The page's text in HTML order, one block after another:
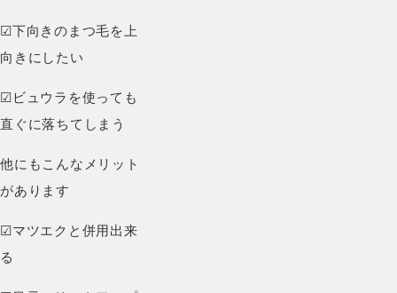
☑︎下向きのまつ毛を上
向きにしたい
☑︎ビュウラを使っても
直ぐに落ちてしまう
他にもこんなメリット
があります
☑︎マツエクと併用出来
る